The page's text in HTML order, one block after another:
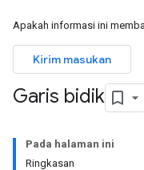
Apakah informasi ini
Kirim masukan
Garis bidik
Pada halaman ini
Ringkasan